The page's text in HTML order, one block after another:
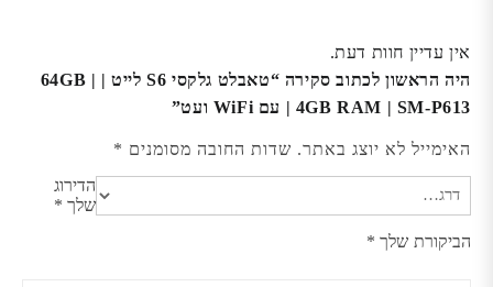
אין עדיין חוות דעת.
היה הראשון לכתוב סקירה “טאבלט גלקסי S6 לייט | 64GB |
4GB RAM | SM-P613 | עם WiFi ועט”
האימייל לא יוצג באתר. שדות החובה מסומנים *
הדירוג
שלך *
הביקורת שלך *